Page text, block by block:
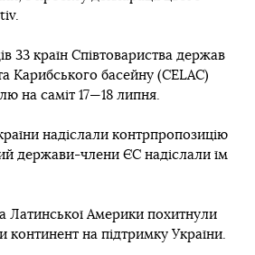
33 країн Співтовариства держав
Карибського басейну (CELAC)
на саміт 17—18 липня.
надіслали контрпропозицію
держави-члени ЄС надіслали їм
Латинської Америки похитнули
континент на підтримку України.